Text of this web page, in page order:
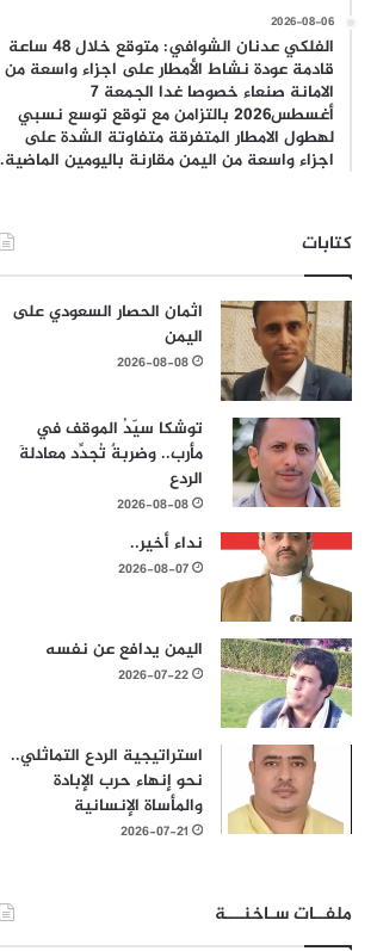
2026-08-06
الفلكي عدنان الشوافي: متوقع خلال 48 ساعة
قادمة عودة نشاط الأمطار على اجزاء واسعة من
الامانة صنعاء خصوصا غدا الجمعة 7
أغسطس2026 بالتزامن مع توقع توسع نسبي
لهطول الامطار المتفرقة متفاوتة الشدة على
اجزاء واسعة من اليمن مقارنة باليومين الماضية.
كتابات
اثمان الحصار السعودي على
اليمن
2026-08-08
توشكا سيّدُ الموقف في
مأرب.. وضربةٌ تُجدِّد معادلةَ
الردع
2026-08-08
نداء أخير..
2026-08-07
اليمن يدافع عن نفسه
2026-07-22
استراتيجية الردع التماثلي..
نحو إنهاء حرب الإبادة
والمأساة الإنسانية
2026-07-21
ملفــات سـاخنـــة